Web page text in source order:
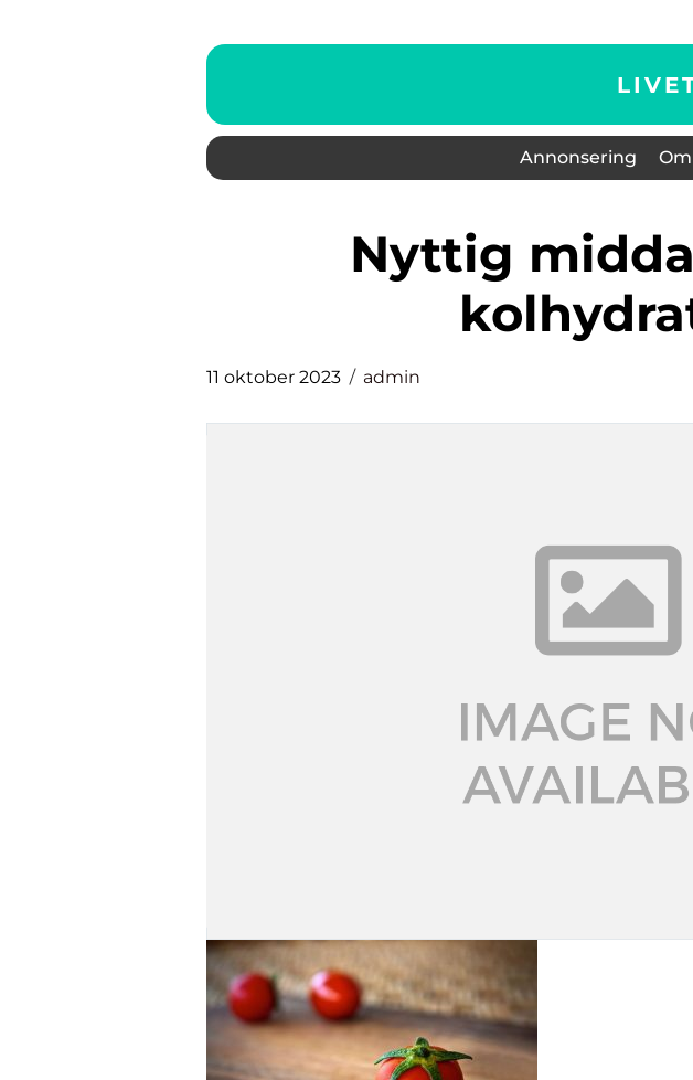
Annonsering Om
nyttig middag utan
11 oktober 2023 admin